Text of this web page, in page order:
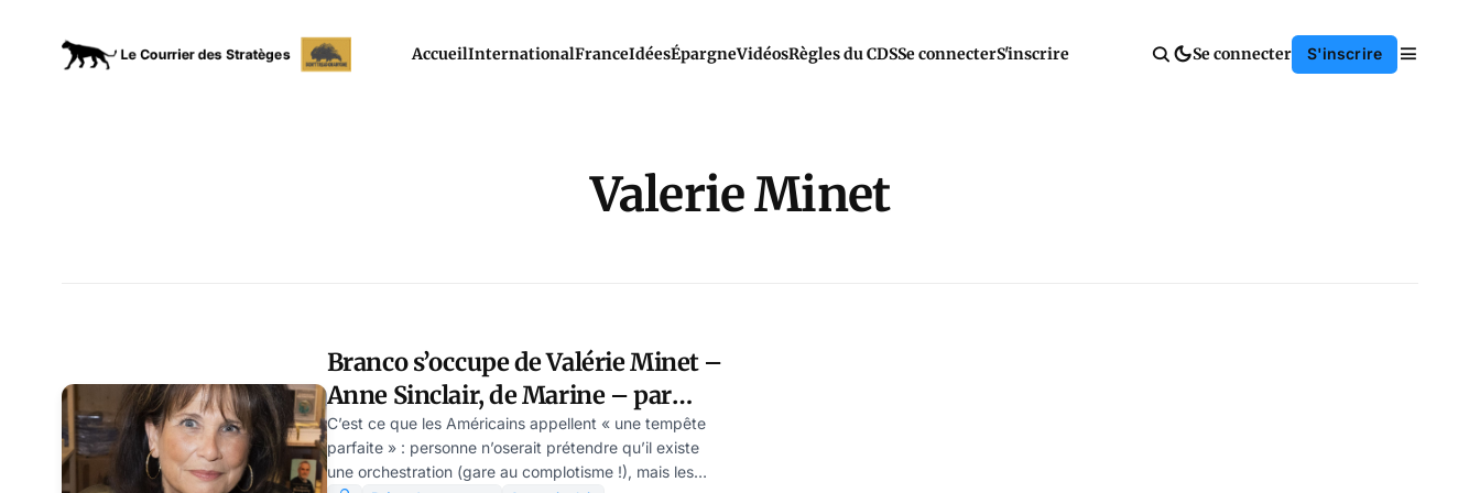
AccueilInternationalFranceIdéesÉpargneVidéosRègles du CDSSe connecterS'inscrire Se connecter S'inscrire
Valerie Minet
Branco s’occupe de Valérie Minet –
Anne Sinclair, de Marine – par
Modeste Schwartz
C’est ce que les Américains appellent « une tempête
parfaite » : personne n’oserait prétendre qu’il existe
une orchestration (gare au complotisme !), mais les